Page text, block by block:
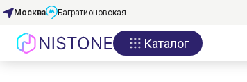
Акции
Москва Багратионовская
Каталог